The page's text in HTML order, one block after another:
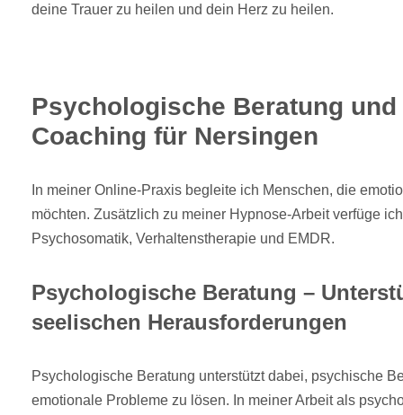
deine Trauer zu heilen und dein Herz zu heilen.
Psychologische Beratung und
Coaching für Nersingen
In meiner Online-Praxis begleite ich Menschen, die
möchten. Zusätzlich zu meiner Hypnose-Arbeit verfüge
Psychosomatik, Verhaltenstherapie und EMDR.
Psychologische Beratung –
seelischen Herausforderungen
Psychologische Beratung unterstützt dabei, psychische
emotionale Probleme zu lösen. In meiner Arbeit als